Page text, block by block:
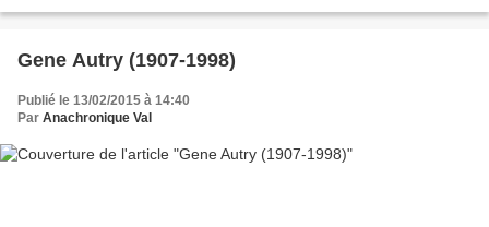
Gene Autry (1907-1998)
Publié le 13/02/2015 à 14:40
Par Anachronique Val